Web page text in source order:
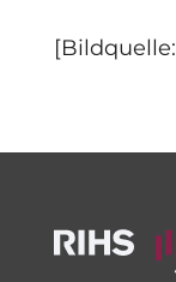
[Bildquelle: